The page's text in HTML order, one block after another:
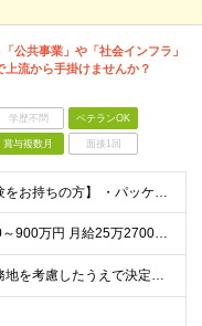
公共事業」や「社会インフラ」
上流から手掛けませんか？
学歴不問 ベテランOK
賞与複数月 面接1回
【下記いずれかの経験をお持ちの方】 ・パッケージ製品の開発経験 ・自治体向けシステムの開発経験／介護保険や後期高齢に関わる業務経験 ・上流工程（要件定義）の経験／プロジェクト管理（作業管理）の経験 ・
【想定年収】年収500～900万円 月給25万2700円～41万8000円 ※給与額は年齢・経験・能力を考慮のうえ、当社規定により優遇します。 ※試用期間は3ヶ月。その間の給与・待遇に差異はありませ
★担当業務／希望勤務地を考慮したうえで決定します ★リモートワーク中心の業務もあります ≪勤務地詳細≫ ■本社：東京都品川区大崎1-2-1大崎フロントタワー ■本社第二別館：東京都品川区大崎1-11